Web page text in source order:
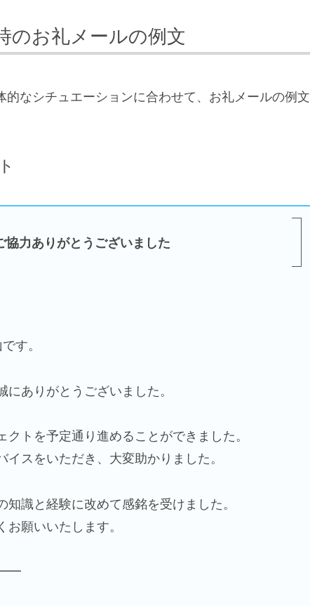
のお礼メールの例文
なシチュエーションに合わせて、お礼メールの例文
力ありがとうございました
す。
ありがとうございました。
トを予定通り進めることができました。
スをいただき、大変助かりました。
識と経験に改めて感銘を受けました。
願いいたします。